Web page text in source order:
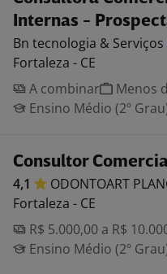
Internas -
Bn tecnologia & Serviços
Fortaleza - CE
A combinar
Menos
Ensino Médio (2º
Consultor
4,1 ODONTOART
Fortaleza - CE
R$ 5.000,00 a R$
Ensino Médio (2º